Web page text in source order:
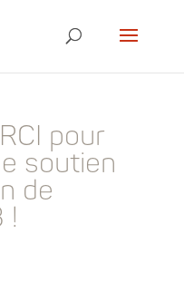
pour
soutien
de
!